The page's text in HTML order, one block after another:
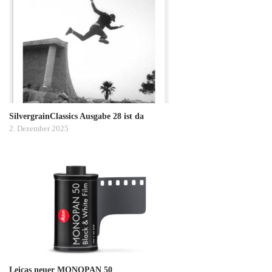
SilvergrainClassics Ausgabe 28 ist da
2. Dezember 2025
Leicas neuer MONOPAN 50